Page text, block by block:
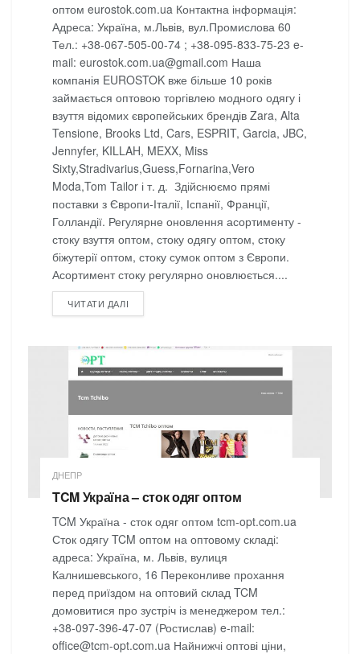
оптом eurostok.com.ua Контактна інформація:
Адреса: Україна, м.Львів, вул.Промислова 60
Тел.: +38-067-505-00-74 ; +38-095-833-75-23 e-
mail: eurostok.com.ua@gmail.com Наша
компанія EUROSTOK вже більше 10 років
займається оптовою торгівлею модного одягу і
взуття відомих європейських брендів Zara, Alta
Tensione, Brooks Ltd, Cars, ESPRIT, Garcia, JBC,
Jennyfer, KILLAH, MEXX, Miss
Sixty,Stradivarius,Guess,Fornarina,Vero
Moda,Tom Tailor і т. д. Здійснюємо прямі
поставки з Європи-Італії, Іспанії, Франції,
Голландії. Регулярне оновлення асортименту -
стоку взуття оптом, стоку одягу оптом, стоку
біжутерії оптом, стоку сумок оптом з Європи.
Асортимент стоку регулярно оновлюється....
ЧИТАТИ ДАЛІ
ДНЕПР
TCM Україна – сток одяг оптом
TCM Україна - сток одяг оптом tcm-opt.com.ua
Сток одягу TCM оптом на оптовому складі:
адреса: Україна, м. Львів, вулиця
Калнишевського, 16 Переконливе прохання
перед приїздом на оптовий склад TCM
домовитися про зустріч із менеджером тел.:
+38-097-396-47-07 (Ростислав) e-mail:
office@tcm-opt.com.ua Найнижчі оптові ціни,